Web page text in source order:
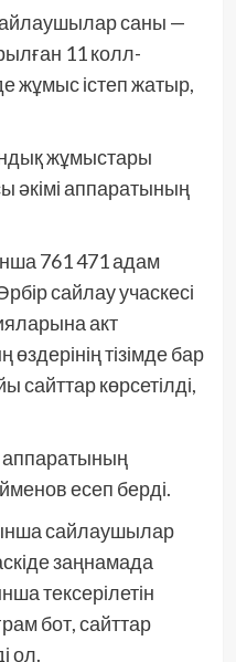
саны —
11 колл-
жұмыс істеп жатыр,
жұмыстары
әкімі аппаратының
761 471 адам
сайлау учаскесі
акт
тізімде бар
сайттар көрсетілді,
аппаратының
есеп берді.
сайлаушылар
заңнамада
тексерілетін
бот, сайттар
ол.